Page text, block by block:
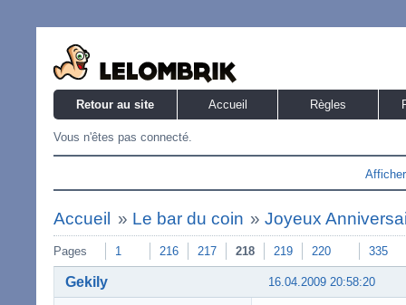
Retour au site Accueil Règles
Vous n'êtes pas connecté.
Accueil » Le bar du coin »Joyeux
Pages 1 216 217 218 219 220 335
16.04.2009 20:58:20
Gekily